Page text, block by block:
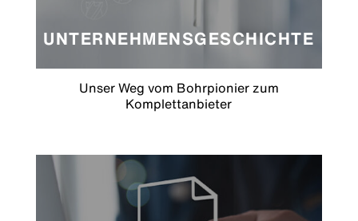
UNTERNEHMENSGESCHICHTE
Unser Weg vom Bohrpionier zum
Komplettanbieter